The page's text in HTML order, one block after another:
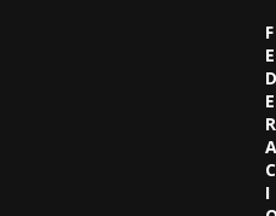
F
E
D
E
R
A
C
I